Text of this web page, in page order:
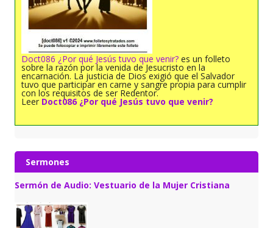
Doct086 ¿Por qué Jesús tuvo que venir? es un folleto
sobre la razón por la venida de Jesucristo en la
encarnación. La justicia de Dios exigió que el Salvador
tuvo que participar en carne y sangre propia para cumplir
con los requisitos de ser Redentor.
Leer Doct086 ¿Por qué Jesús tuvo que venir?
Sermones
Sermón de Audio: Vestuario de la Mujer Cristiana